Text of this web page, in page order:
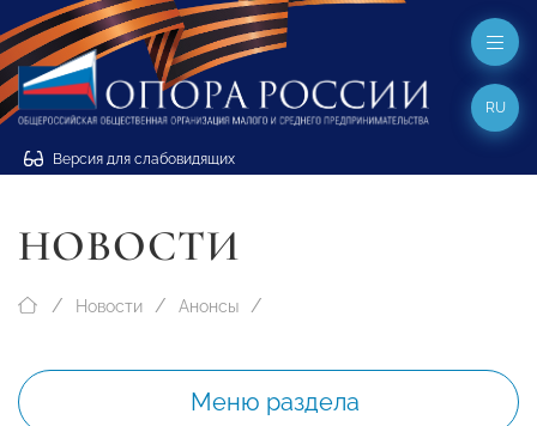
Версия для слабовидящих
RU
НОВОСТИ
Новости Анонсы
Меню раздела